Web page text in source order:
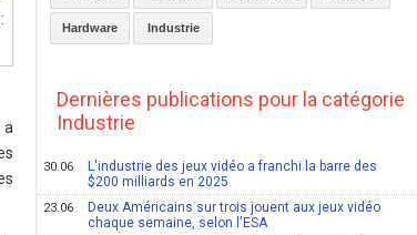
a
Hardware Industrie
Dernières publications pour la catégorie
Industrie
30.06
L'industrie des jeux vidéo a franchi la barre des
$200 milliards en 2025
23.06
Deux Américains sur trois jouent aux jeux vidéo
chaque semaine, selon l'ESA